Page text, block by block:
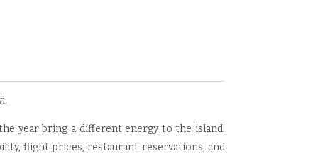
year bring a different energy to the island.
flight prices, restaurant reservations, and